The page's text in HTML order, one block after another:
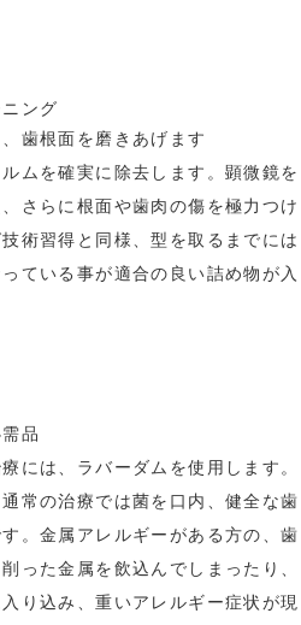
ング
歯根面を磨きあげます
ムを確実に除去します。顕微鏡を
さらに根面や歯肉の傷を極力つけ
術習得と同様、型を取るまでには
ている事が適合の良い詰め物が入
品
には、ラバーダムを使用します。
常の治療では菌を口内、健全な歯
。金属アレルギーがある方の、歯
った金属を飲込んでしまったり、
り込み、重いアレルギー症状が現